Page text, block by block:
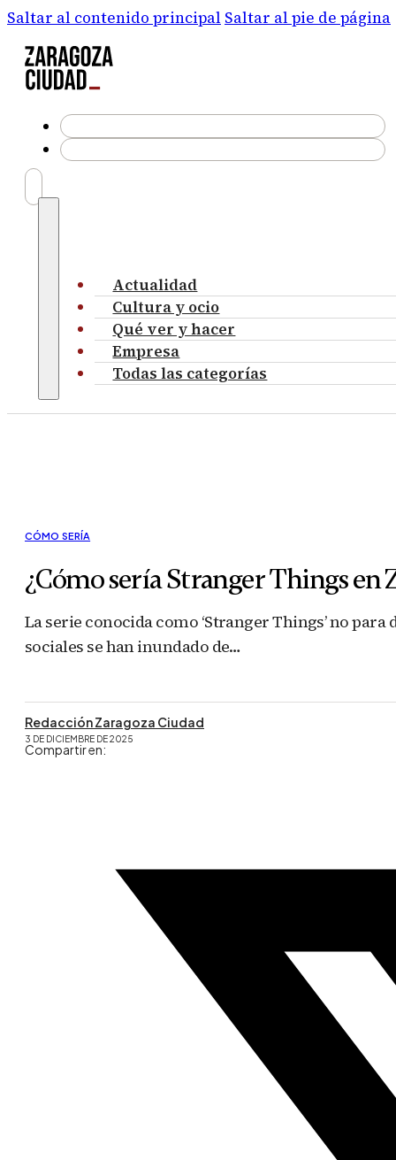
Saltar al contenido principal Saltar al pie de página
Actualidad
Cultura y ocio
Qué ver y hacer
Empresa
Todas las categorías
CÓMO SERÍA
¿Cómo sería Stranger Things en
La serie conocida como ‘Stranger Things’ no
sociales se han inundado de…
Redacción Zaragoza Ciudad
3 DE DICIEMBRE DE 2025
Compartir en: